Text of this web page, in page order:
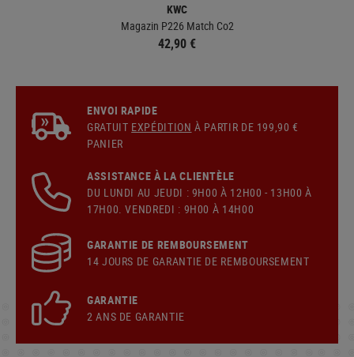
KWC
Magazin P226 Match Co2
42,90 €
ENVOI RAPIDE
GRATUIT EXPÉDITION À PARTIR DE 199,90 €
PANIER
ASSISTANCE À LA CLIENTÈLE
DU LUNDI AU JEUDI : 9H00 À 12H00 - 13H00 À
17H00. VENDREDI : 9H00 À 14H00
GARANTIE DE REMBOURSEMENT
14 JOURS DE GARANTIE DE REMBOURSEMENT
GARANTIE
2 ANS DE GARANTIE